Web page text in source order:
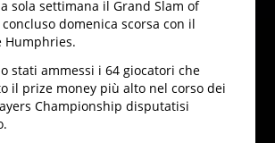
sola settimana il Grand Slam of
domenica scorsa con il
Humphries.
stati ammessi i 64 giocatori che
il prize money più alto nel corso dei
Championship disputatisi